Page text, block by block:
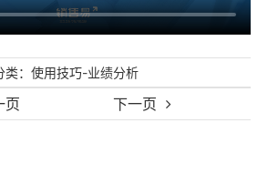
页 下一页
： 使用技巧-业绩分析